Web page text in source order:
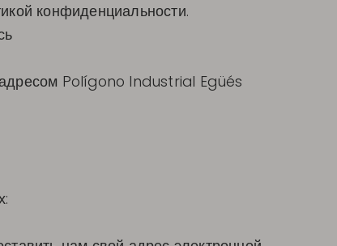
конфиденциальности.
адресом Polígono Industrial Egüés